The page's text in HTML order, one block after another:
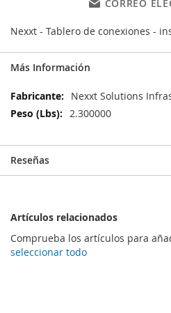
CORREO
Nexxt - Tablero de conexiones -
Más Información
Más
Información
Nexxt Solutions
2.300000
Reseñas
Artículos relacionados
Comprueba los artículos para
seleccionar todo